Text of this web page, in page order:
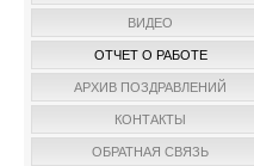
ВИДЕО
ОТЧЕТ О РАБОТЕ
АРХИВ ПОЗДРАВЛЕНИЙ
КОНТАКТЫ
ОБРАТНАЯ СВЯЗЬ